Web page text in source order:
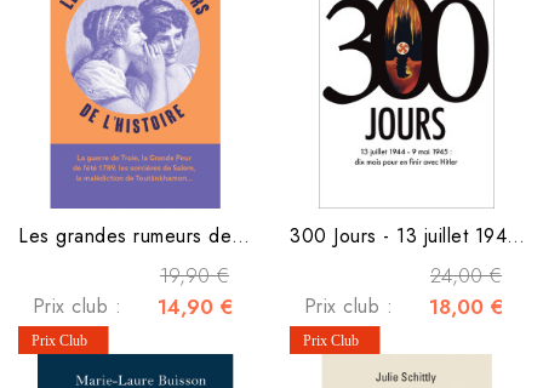
Les grandes rumeurs de l'histoire
19,90 €
Prix club : 14,90 €
300 Jours - 13 juillet 1944 - 9 mai 1945
24,00 €
Prix club : 18,00 €